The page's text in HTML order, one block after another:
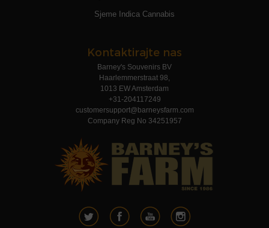
Sjeme Indica Cannabis
Kontaktirajte nas
Barney's Souvenirs BV
Haarlemmerstraat 98,
1013 EW Amsterdam
+31-204117249
customersupport@barneysfarm.com
Company Reg No 34251957